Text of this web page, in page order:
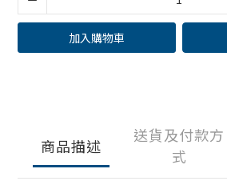
加入購物車
商品描述
送貨及付款方
式